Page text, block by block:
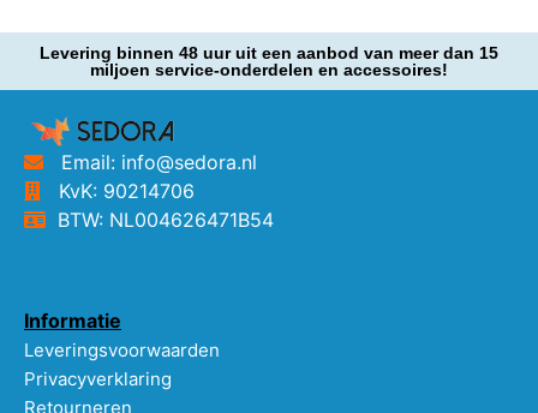
Levering binnen 48 uur uit een aanbod van meer dan 15
miljoen service-onderdelen en accessoires!
Email: info@sedora.nl
KvK: 90214706
BTW: NL004626471B54
Informatie
Leveringsvoorwaarden
Privacyverklaring
Retourneren